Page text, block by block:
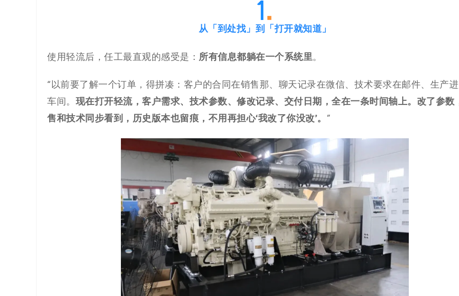
从「到处找」到「打开就知道」
使用轻流后，任工最直观的感受是： 所有信息都躺在一个系统里。
“以前要了解一个订单，得拼凑：客户的合同在销售那、聊天记录在微信、技术要求在邮件、生产
车间。 现在打开轻流，客户需求、技术参数、修改记录、交付日期，全在一条时间轴上。改了参数
售和技术同步看到，历史版本也留痕，不用再担心‘我改了你没改’。
”